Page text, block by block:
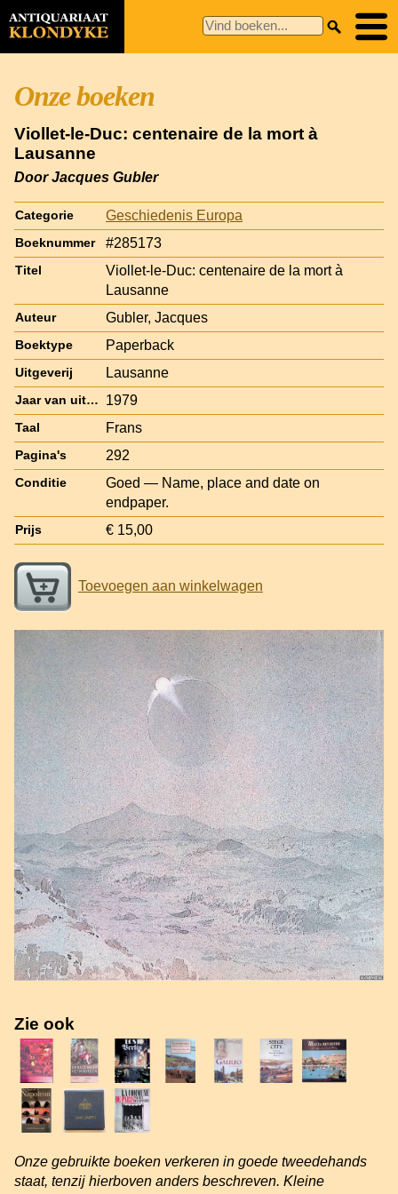
Onze boeken
Viollet-le-Duc: centenaire de la mort à
Lausanne
Door Jacques Gubler
Categorie Geschiedenis Europa
Boeknummer #285173
Titel
Viollet-le-Duc: centenaire de la mort à
Lausanne
Auteur Gubler, Jacques
Boektype Paperback
Uitgeverij Lausanne
Jaar van uitgave 1979
Taal Frans
Pagina's 292
Conditie
Goed — Name, place and date on
endpaper.
Prijs € 15,00
Toevoegen aan winkelwagen
Zie ook
Onze gebruikte boeken verkeren in goede tweedehands
staat, tenzij hierboven anders beschreven. Kleine